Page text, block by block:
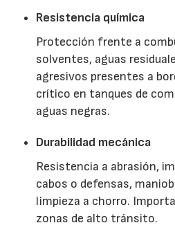
Resistencia química
Protección frente a
solventes, aguas
agresivos presentes a
crítico en tanques de
aguas negras.
Durabilidad mecánica
Resistencia a abrasión,
cabos o defensas,
limpieza a chorro.
zonas de alto tránsito.